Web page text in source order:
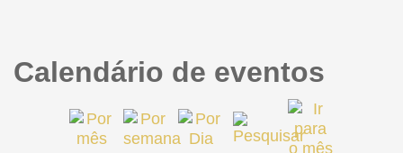
Calendário de eventos